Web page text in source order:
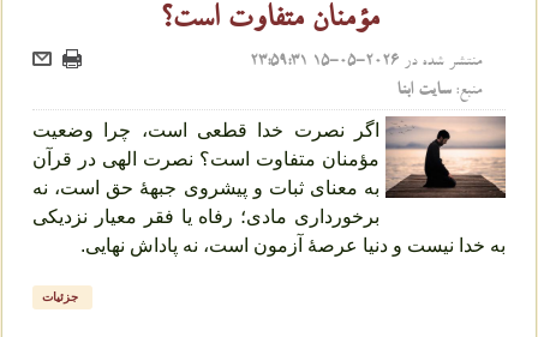
مؤمنان متفاوت است؟
منتشر شده در 2026-05-15 23:59:31
منبع:سایت ابنا
اگر نصرت خدا قطعی است، چرا وضعیت
مؤمنان متفاوت است؟ نصرت الهی در قرآن
به معنای ثبات و پیشروی جبهۀ حق است، نه
برخورداری مادی؛ رفاه یا فقر معیار نزدیکی
به خدا نیست و دنیا عرصۀ آزمون است، نه پاداش نهایی.
جزئیات